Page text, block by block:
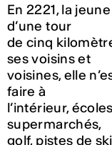
En 2221, la
d’une tour
de cinq
ses voisins et
voisines, elle
faire à
l’intérieur,
supermarchés,
golf, pistes de